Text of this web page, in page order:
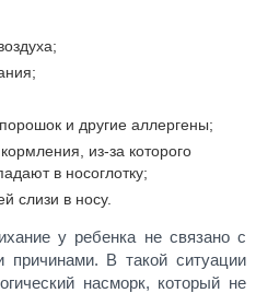
и другие аллергены;
из-за которого
в носоглотку;
слизи в носу.
у ребенка не связано с
причинами. В такой ситуации
насморк, который не